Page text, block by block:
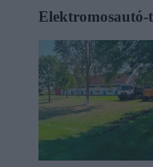
Elektromosautó-